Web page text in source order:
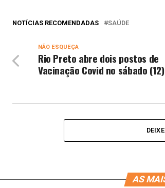
NOTÍCIAS RECOMENDADAS SAÚDE
NÃO ESQUEÇA
Rio Preto abre dois postos de
Vacinação Covid no sábado (12)
AS